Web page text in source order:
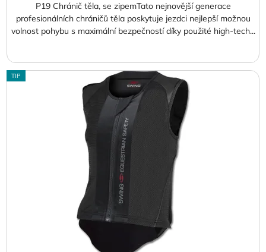
P19 Chránič těla, se zipemTato nejnovější generace
profesionálních chráničů těla poskytuje jezdci nejlepší možnou
volnost pohybu s maximální bezpečností díky použité high-tech...
TIP